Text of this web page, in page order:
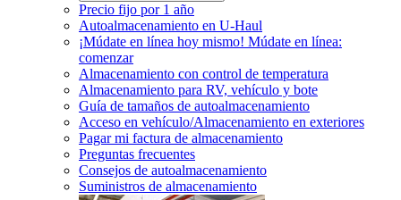
Precio fijo por 1 año
Autoalmacenamiento en U-Haul
¡Múdate en línea hoy mismo! Múdate en línea:
comenzar
Almacenamiento con control de temperatura
Almacenamiento para RV, vehículo y bote
Guía de tamaños de autoalmacenamiento
Acceso en vehículo/Almacenamiento en exteriores
Pagar mi factura de almacenamiento
Preguntas frecuentes
Consejos de autoalmacenamiento
Suministros de almacenamiento